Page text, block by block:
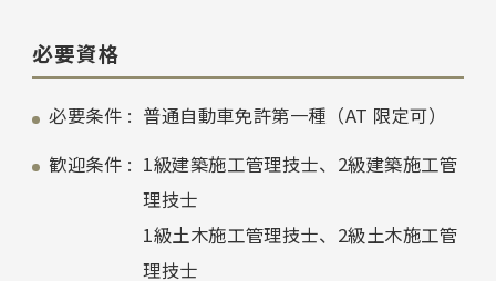
必要資格
必要条件 : 普通自動車免許第一種（AT 限定可）
歓迎条件 : 1級建築施工管理技士、2級建築施工管
理技士
1級土木施工管理技士、2級土木施工管
理技士